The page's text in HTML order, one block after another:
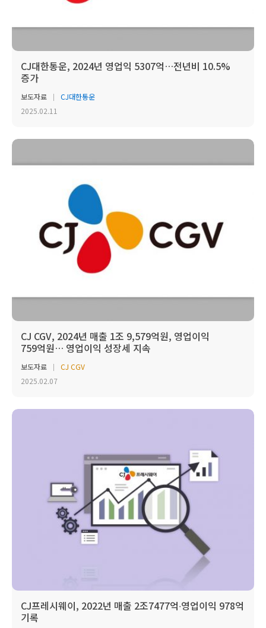
CJ대한통운, 2024년 영업익 5307억…전년비 10.5%
증가
보도자료
CJ대한통운
2025.02.11
CJ CGV, 2024년 매출 1조 9,579억원, 영업이익
759억원… 영업이익 성장세 지속
보도자료
CJ CGV
2025.02.07
CJ프레시웨이, 2022년 매출 2조7477억∙영업이익 978억
기록